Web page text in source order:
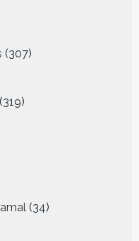
307
producten
319
319
producten
34
producten